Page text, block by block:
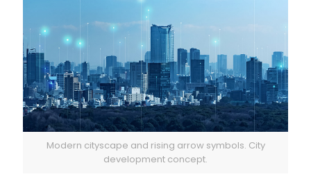
Modern cityscape and rising arrow symbols. City
development concept.